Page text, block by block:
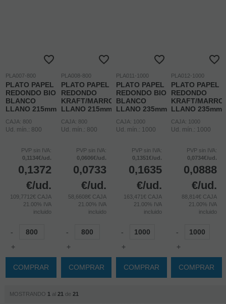
PLA007-800
PLATO PAPEL
REDONDO BIO
BLANCO
LLANO 215mm
CAJA: 800
Ud. mín.: 800
PVP sin IVA:
0,1134€/ud.
0,1372
€/ud.
109,7712€ CAJA
21.00% IVA
incluido
-
+
COMPRAR
PLA008-800
PLATO PAPEL
REDONDO
KRAFT/MARRON
LLANO 215mm
CAJA: 800
Ud. mín.: 800
PVP sin IVA:
0,0606€/ud.
0,0733
€/ud.
58,6608€ CAJA
21.00% IVA
incluido
-
+
COMPRAR
PLA011-1000
PLATO PAPEL
REDONDO BIO
BLANCO
LLANO 235mm
CAJA: 1000
Ud. mín.: 1000
PVP sin IVA:
0,1351€/ud.
0,1635
€/ud.
163,471€ CAJA
21.00% IVA
incluido
-
+
COMPRAR
PLA012-1000
PLATO PAPEL
REDONDO
KRAFT/
LLANO 235mm
CAJA: 1000
Ud. mín.: 1000
PVP sin IVA:
0,0734€/ud.
0,0888
€/ud.
88,814€ CAJA
21.00% IVA
incluido
-
+
COMPRAR
MOSTRANDO 1 al 21 de 21